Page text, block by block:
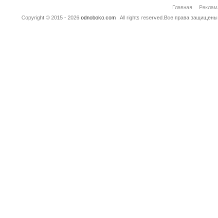
Главная
Copyright © 2015 - 2026 odnoboko.com. All rights reserved.Все права защищены.